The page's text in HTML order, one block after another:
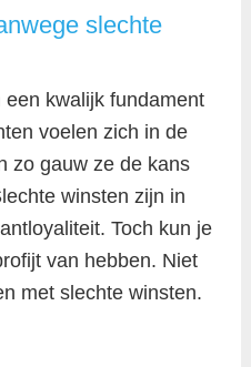
slechte
kwalijk fundament
voelen zich in de
zo gauw ze de kans
winsten zijn in
Toch kun je
van hebben. Niet
met slechte winsten.